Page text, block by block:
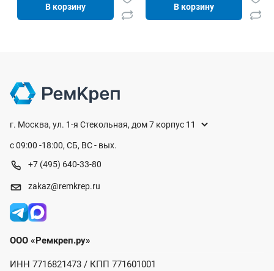
В корзину В корзину
г. Москва, ул. 1-я Стекольная, дом 7 корпус 11
с 09:00 -18:00, СБ, ВС - вых.
+7 (495) 640-33-80
zakaz@remkrep.ru
ООО «Ремкреп.ру»
ИНН 7716821473 / КПП 771601001